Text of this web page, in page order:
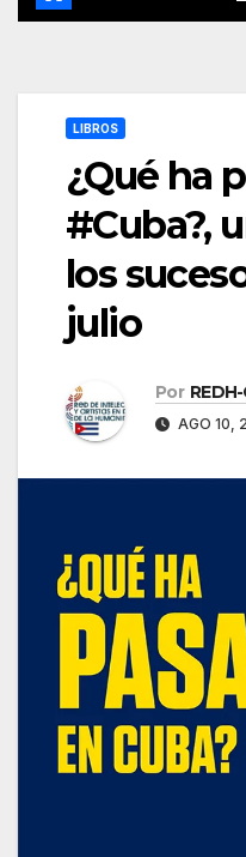
LIBROS
¿Qué ha
#Cuba?,
los
julio
Por
AGO 10,